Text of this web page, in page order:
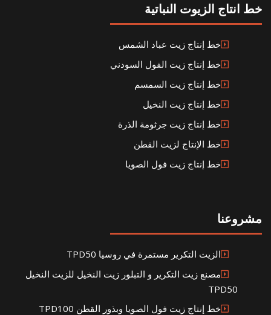
خط انتاج الزيوت النباتية
خط إنتاج زيت عباد الشمس
خط إنتاج زيت الفول السودني
خط إنتاج زيت السمسم
خط إنتاج زيت النخيل
خط إنتاج زيت جرثومة الذرة
خط الإنتاج لزيت القطن
خط إنتاج زيت فول الصويا
مشروعنا
الزيت التكرير مستمرة في روسيا TPD50
مصنع زيت التكرير و التبلور زيت النخيل للزيت النخيل
TPD50
خط إنتاج زيت فول الصويا وبذور القطن TPD100